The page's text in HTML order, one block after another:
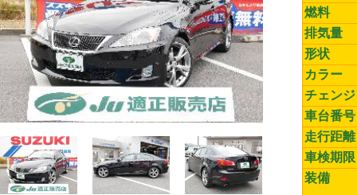
燃料
排気量
形状
カラー
チェンジ
車台番号
走行距離
車検期限
装備